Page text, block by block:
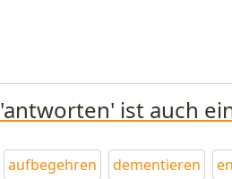
'antworten' ist auch
aufbegehren dementieren